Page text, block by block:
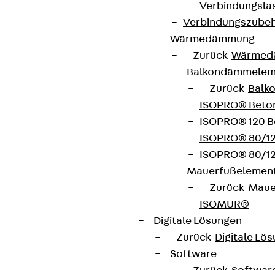
Wärmedämmung
Zurück
Zurück
ISOPRO®
ISOPRO® 120
ISOPRO® 80/
ISOPRO® 80/
Zurück
ISOMUR®
Digitale Lösungen
Zurück Digitale
Software
Partner von Anfang bis Zukunft.